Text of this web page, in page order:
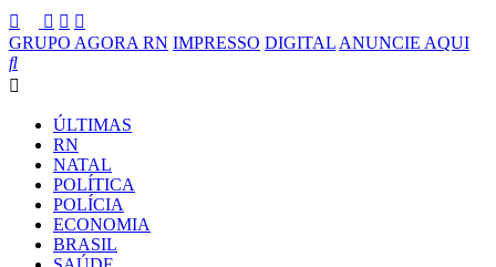
GRUPO AGORA RN IMPRESSO DIGITAL ANUNCIE AQUI
ÚLTIMAS
RN
NATAL
POLÍTICA
POLÍCIA
ECONOMIA
BRASIL